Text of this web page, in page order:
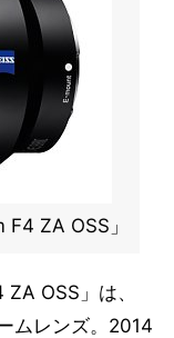
ZA OSS」
OSS」は、
ムレンズ。2014